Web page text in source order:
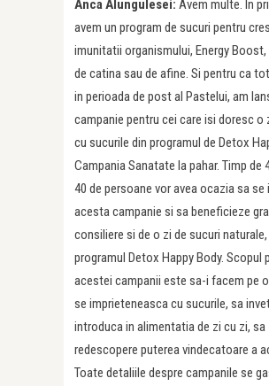
Anca Alungulesei: Avem multe. In
avem un program de sucuri pentru
imunitatii organismului, Energy Boost,
de catina sau de afine. Si pentru ca
in perioada de post al Pastelui, am
campanie pentru cei care isi doresc o
cu sucurile din programul de Detox
Campania Sanatate la pahar. Timp de
40 de persoane vor avea ocazia sa se
acesta campanie si sa beneficieze
consiliere si de o zi de sucuri naturale,
programul Detox Happy Body. Scopul
acestei campanii este sa-i facem pe
se imprieteneasca cu sucurile, sa
introduca in alimentatia de zi cu zi, sa
redescopere puterea vindecatoare a
Toate detaliile despre campanile se